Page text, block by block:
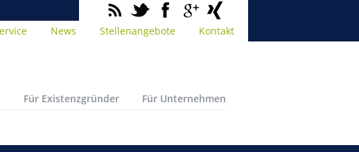
News Stellenangebote Kontakt
Für Existenzgründer Für Unternehmen